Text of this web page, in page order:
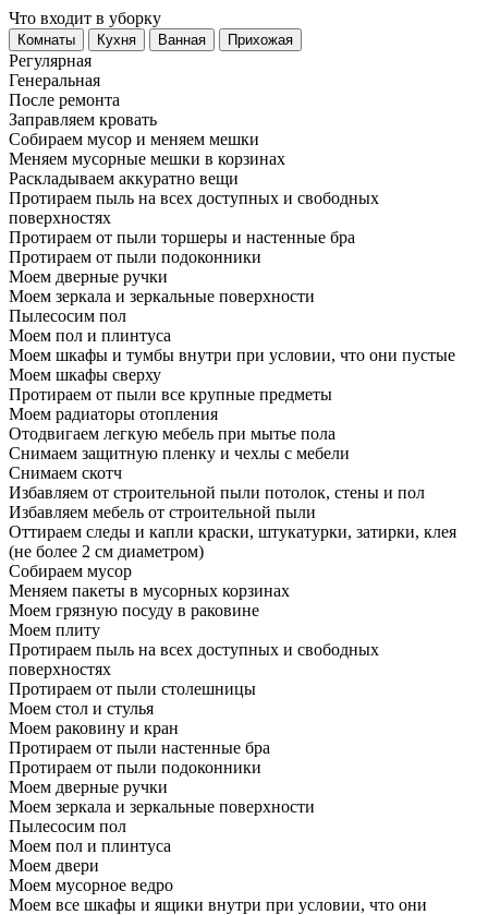
Что входит в уборку
Регу­лярная
Гене­ральная
После ремонта
Заправляем кровать
Собираем мусор и меняем мешки
Меняем мусорные мешки в корзинах
Раскладываем аккуратно вещи
Протираем пыль на всех доступных и свободных
поверхностях
Протираем от пыли торшеры и настенные бра
Протираем от пыли подоконники
Моем дверные ручки
Моем зеркала и зеркальные поверхности
Пылесосим пол
Моем пол и плинтуса
Моем шкафы и тумбы внутри при условии, что они пустые
Моем шкафы сверху
Протираем от пыли все крупные предметы
Моем радиаторы отопления
Отодвигаем легкую мебель при мытье пола
Снимаем защитную пленку и чехлы с мебели
Снимаем скотч
Избавляем от строительной пыли потолок, стены и пол
Избавляем мебель от строительной пыли
Оттираем следы и капли краски, штукатурки, затирки, клея
(не более 2 см диаметром)
Собираем мусор
Меняем пакеты в мусорных корзинах
Моем грязную посуду в раковине
Моем плиту
Протираем пыль на всех доступных и свободных
поверхностях
Протираем от пыли столешницы
Моем стол и стулья
Моем раковину и кран
Протираем от пыли настенные бра
Протираем от пыли подоконники
Моем дверные ручки
Моем зеркала и зеркальные поверхности
Пылесосим пол
Моем пол и плинтуса
Моем двери
Моем мусорное ведро
Моем все шкафы и ящики внутри при условии, что они